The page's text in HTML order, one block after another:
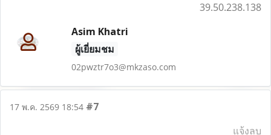
39.50.238.138
Asim Khatri
ผู้เยี่ยมชม
02pwztr7o3@mkzaso.com
17 พ.ค. 2569 18:54 #7
แจ้งลบ